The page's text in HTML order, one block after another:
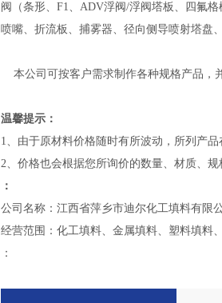
阀（条形、F1、ADV浮阀/浮阀塔板、四氟
喷嘴、折流板、捕雾器、径向侧导喷射塔盘
本公司可按客户需求制作各种规格产品，
温馨提示：
1、由于原材料价格随时有所波动，所列产
2、价格也会根据您所询价的数量、材质、
：
公司名称：江西省萍乡市迪尔化工填料有限
经营范围：化工填料、金属填料、塑料填料
：